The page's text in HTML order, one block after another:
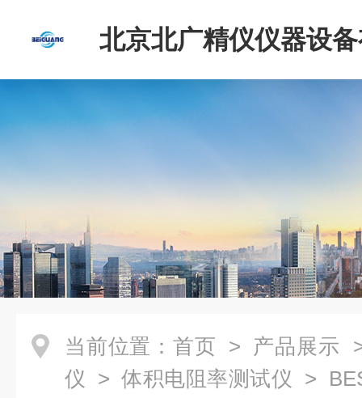
北京北广精仪仪器设
司
当前位置： 首页 > 产品展示
仪 > 体积电阻率测试仪 >